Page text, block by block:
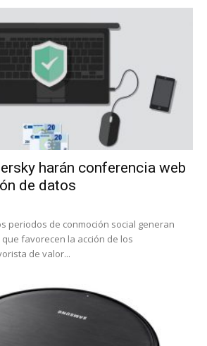
harán conferencia web
de datos
periodos de conmoción social generan
favorecen la acción de los
de valor...